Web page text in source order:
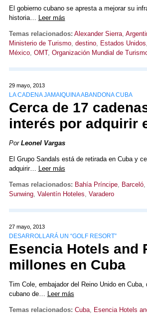
El gobierno cubano se apresta a mejorar su
historia… Leer más
Temas relacionados: Alexander Sierra,
Ministerio de Turismo, destino, Estados Unidos,
México, OMT, Organización Mundial de
29 mayo, 2013
LA CADENA JAMAIQUINA ABANDONA CUBA
Cerca de 17
interés por adquirir
Por Leonel Vargas
El Grupo Sandals está de retirada en Cuba y
adquirir… Leer más
Temas relacionados: Bahía Príncipe, Barceló,
Sunwing, Valentín Hoteles, Varadero
27 mayo, 2013
DESARROLLARÁ UN “GOLF RESORT”
Esencia Hotels and
millones en Cuba
Tim Cole, embajador del Reino Unido en
cubano de… Leer más
Temas relacionados: Cuba, Esencia Hotels